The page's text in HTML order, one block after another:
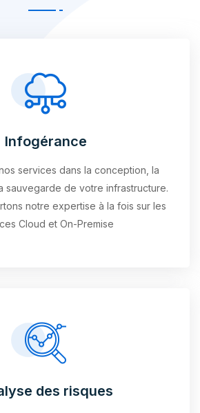
Infogérance
services dans la conception, la
sauvegarde de votre infrastructure.
notre expertise à la fois sur les
Cloud et On-Premise
des risques